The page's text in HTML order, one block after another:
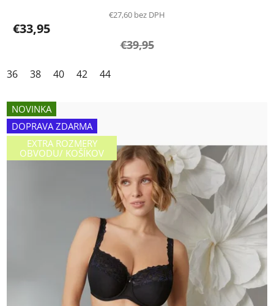
€27,60 bez DPH
€33,95
€39,95
36 38 40 42 44
NOVINKA
DOPRAVA ZDARMA
EXTRA ROZMERY
OBVODU/ KOŠÍKOV